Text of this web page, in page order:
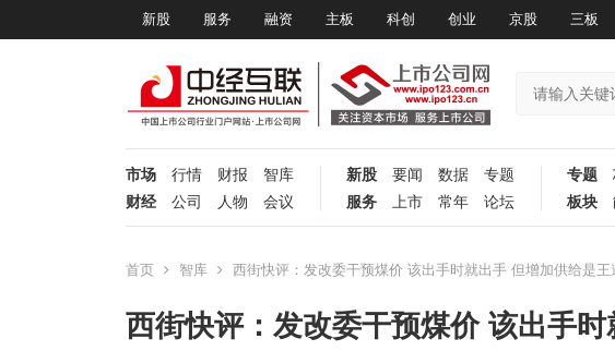
新股 服务 融资 主板 科创 创业 京股 三板
市场 行情 财报
智库
财经
公司 人物 会议
新股 要闻 数据
专题
服务
上市 常年 论坛
专题
板块
首页 智库 西街快评：发改委干预煤价 该出手时就出手 但增加供给是王
西街快评：发改委干预煤价 该出手